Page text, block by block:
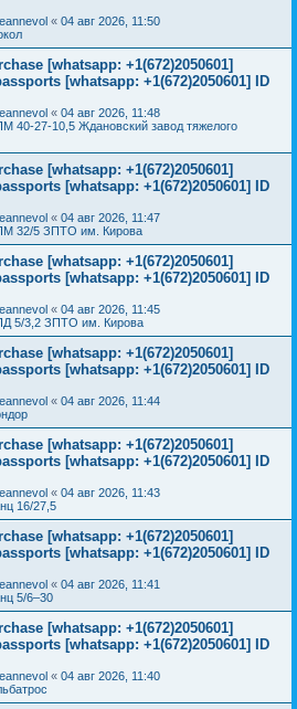
« 04 авг 2026, 11:50
[whatsapp: +1(672)2050601]
[whatsapp: +1(672)2050601] ID
« 04 авг 2026, 11:48
40-27-10,5 Ждановский завод тяжелого
[whatsapp: +1(672)2050601]
[whatsapp: +1(672)2050601] ID
« 04 авг 2026, 11:47
32/5 ЗПТО им. Кирова
[whatsapp: +1(672)2050601]
[whatsapp: +1(672)2050601] ID
« 04 авг 2026, 11:45
5/3,2 ЗПТО им. Кирова
[whatsapp: +1(672)2050601]
[whatsapp: +1(672)2050601] ID
« 04 авг 2026, 11:44
[whatsapp: +1(672)2050601]
[whatsapp: +1(672)2050601] ID
« 04 авг 2026, 11:43
16/27,5
[whatsapp: +1(672)2050601]
[whatsapp: +1(672)2050601] ID
« 04 авг 2026, 11:41
5/6–30
[whatsapp: +1(672)2050601]
[whatsapp: +1(672)2050601] ID
« 04 авг 2026, 11:40